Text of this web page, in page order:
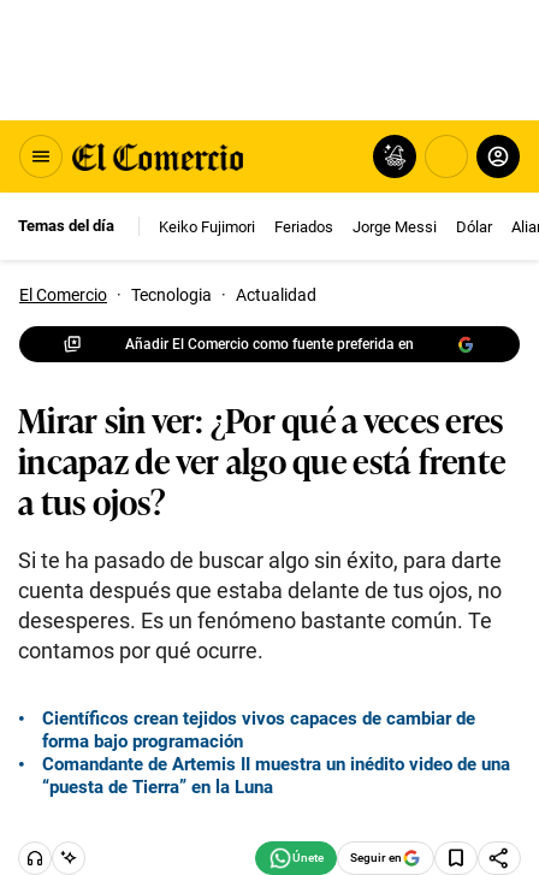
Temas del día Keiko Fujimori Feriados Jorge Messi Dólar
El Comercio · Tecnologia · Actualidad
Añadir El Comercio como fuente preferida en
Mirar sin ver: ¿Por qué a veces eres
incapaz de ver algo que está frente
a tus ojos?
Si te ha pasado de buscar algo sin éxito, para darte
cuenta después que estaba delante de tus ojos, no
desesperes. Es un fenómeno bastante común. Te
contamos por qué ocurre.
Científicos crean tejidos vivos capaces de cambiar de
forma bajo programación
Comandante de Artemis II muestra un inédito video de una
“puesta de Tierra” en la Luna
Seguir en